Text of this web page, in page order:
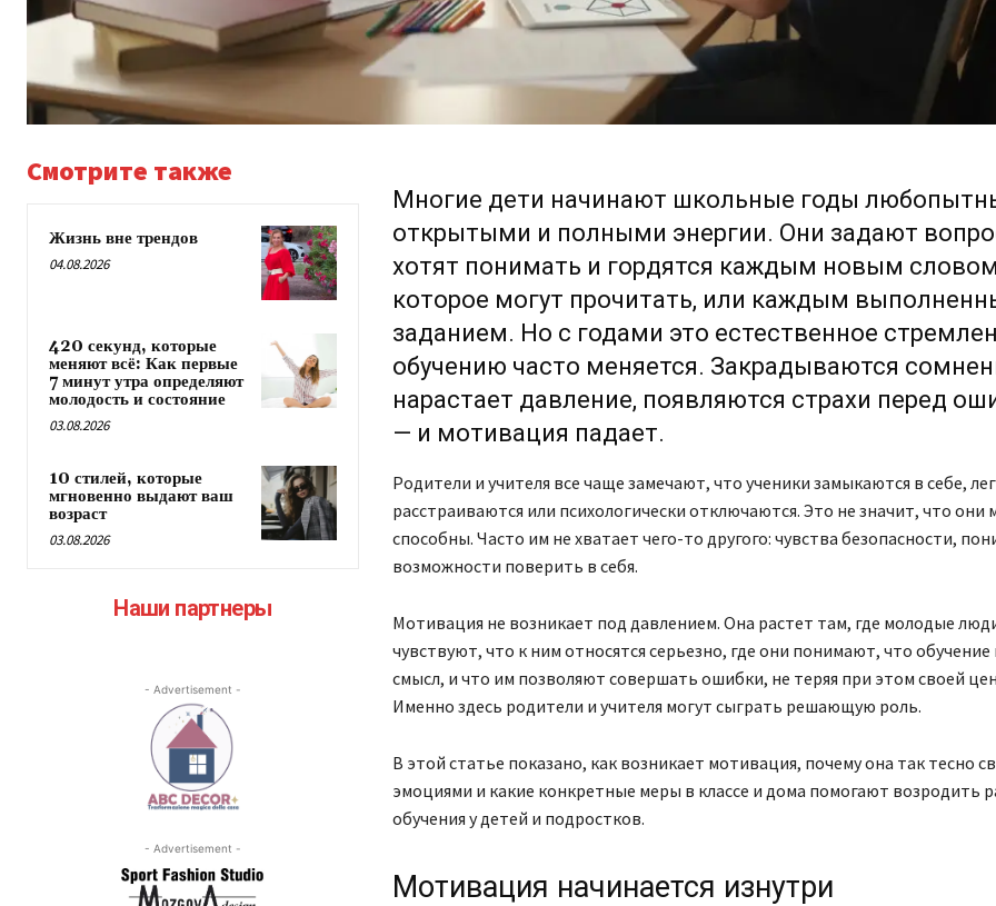
Смотрите также
Жизнь вне трендов
04.08.2026
420 секунд, которые
меняют всё: Как первые
7 минут утра определяют
молодость и состояние
03.08.2026
10 стилей, которые
мгновенно выдают ваш
возраст
03.08.2026
Наши партнеры
- Advertisement -
- Advertisement -
Многие дети начинают школьные годы
открытыми и полными энергии. Они задают
хотят понимать и гордятся каждым новым
которое могут прочитать, или каждым
заданием. Но с годами это естественное
обучению часто меняется. Закрадываются
нарастает давление, появляются страхи перед
— и мотивация падает.
Родители и учителя все чаще замечают, что ученики замыкаются в себе,
расстраиваются или психологически отключаются. Это не значит, что они
способны. Часто им не хватает чего-то другого: чувства безопасности,
возможности поверить в себя.
Мотивация не возникает под давлением. Она растет там, где молодые
чувствуют, что к ним относятся серьезно, где они понимают, что обучение
смысл, и что им позволяют совершать ошибки, не теряя при этом своей
Именно здесь родители и учителя могут сыграть решающую роль.
В этой статье показано, как возникает мотивация, почему она так тесно
эмоциями и какие конкретные меры в классе и дома помогают возродить
обучения у детей и подростков.
Мотивация начинается изнутри